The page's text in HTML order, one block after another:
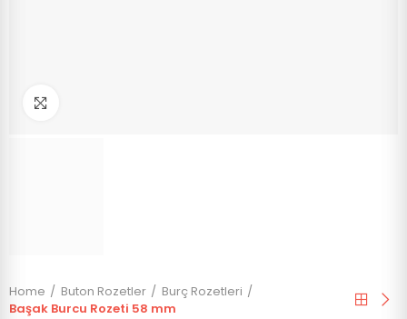
Home Buton Rozetler
Burç Rozetleri
Başak Burcu Rozeti 58 mm